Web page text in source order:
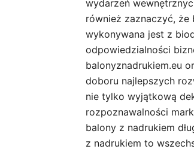
wydarzeń
również zaznaczyć, że
wykonywana jest z
odpowiedzialności
balonyznadrukiem.eu
doboru najlepszych
nie tylko wyjątkową
rozpoznawalności
balony z nadrukiem
z nadrukiem to